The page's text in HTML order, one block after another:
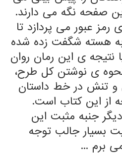
صفحه نگه می دارند.
رمز عبور می پردازد تا
به هسته شگفت زده شده
نتیجه ی این رمان روان
نحوه ی نوشتن کل طرح،
و تنش در خط داستان
از این کتاب است.
جنبه مثبت این
بسیار جالب توجه
برم ...